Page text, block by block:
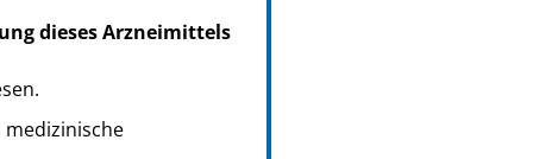
dieses Arzneimittels
medizinische